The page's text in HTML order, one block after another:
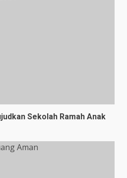
Sekolah Ramah Anak